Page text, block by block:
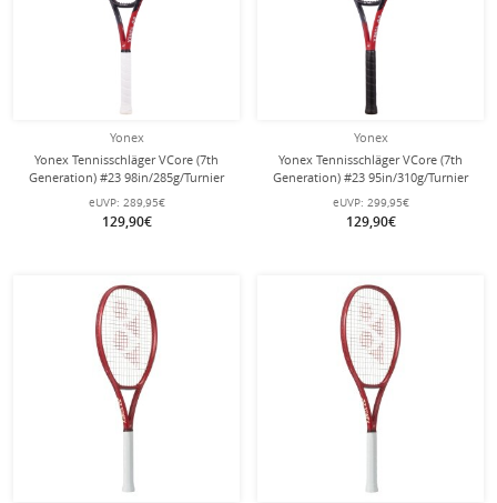
Yonex
Yonex Tennisschläger VCore (7th
Generation) #23 98in/285g/Turnier
rot - unbesaitet -
eUVP: 289,95€
129,90€
Yonex
Yonex Tennisschläger VCore (7th
Generation) #23 95in/310g/Turnier
rot - unbesaitet -
eUVP: 299,95€
129,90€